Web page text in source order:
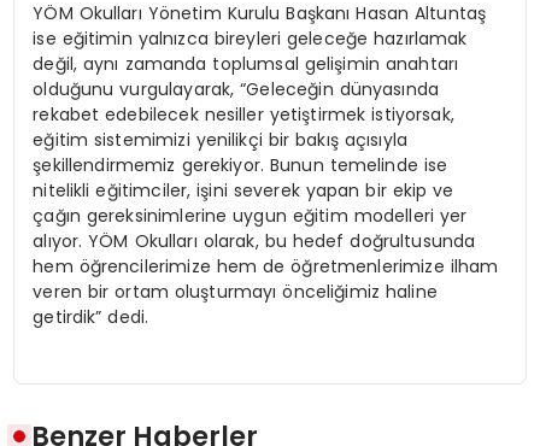
YÖM Okulları Yönetim Kurulu Başkanı Hasan Altuntaş
ise eğitimin yalnızca bireyleri geleceğe hazırlamak
değil, aynı zamanda toplumsal gelişimin anahtarı
olduğunu vurgulayarak, “Geleceğin dünyasında
rekabet edebilecek nesiller yetiştirmek istiyorsak,
eğitim sistemimizi yenilikçi bir bakış açısıyla
şekillendirmemiz gerekiyor. Bunun temelinde ise
nitelikli eğitimciler, işini severek yapan bir ekip ve
çağın gereksinimlerine uygun eğitim modelleri yer
alıyor. YÖM Okulları olarak, bu hedef doğrultusunda
hem öğrencilerimize hem de öğretmenlerimize ilham
veren bir ortam oluşturmayı önceliğimiz haline
getirdik” dedi.
Benzer Haberler